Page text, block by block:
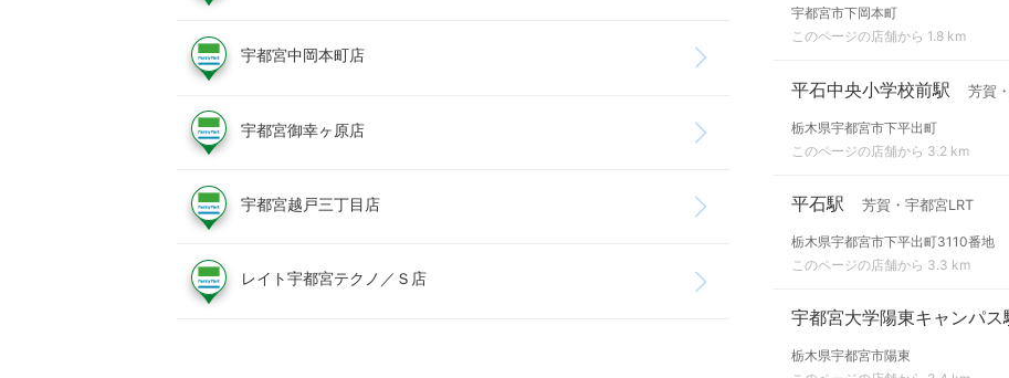
宇都宮中岡本町店
宇都宮御幸ヶ原店
宇都宮越戸三丁目店
レイト宇都宮テクノ／Ｓ店
宇都宮市下岡本町
このページの店舗から 1.8 km
平石中央小学校前駅 芳賀
栃木県宇都宮市下平出町
このページの店舗から 3.2 km
平石駅 芳賀・宇都宮LRT
栃木県宇都宮市下平出町3110番地
このページの店舗から 3.3 km
宇都宮大学陽東キャンパス
栃木県宇都宮市陽東